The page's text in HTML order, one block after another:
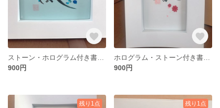
900円
900円
残り1点 残り1点